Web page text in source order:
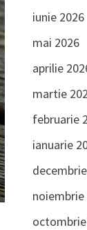
iunie 2026
mai 2026
aprilie
martie
februarie
ianuarie
noiembrie